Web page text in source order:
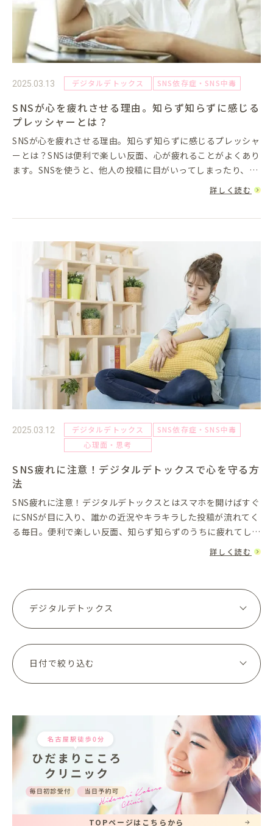
2025.03.13 デジタルデトックス SNS依存症・SNS中毒
SNSが心を疲れさせる理由。知らず知らずに感じる
プレッシャーとは？
SNSが心を疲れさせる理由。知らず知らずに感じるプレッシャ
ーとは？SNSは便利で楽しい反面、心が疲れることがよくあり
ます。SNSを使うと、他人の投稿に目がいってしまったり、無
意識に比較してしまったりすることが多く、気づけば心がすり
詳しく読む
2025.03.12 デジタルデトックス
SNS依存症・SNS中毒
心理面・思考
SNS疲れに注意！デジタルデトックスで心を守る方
法
SNS疲れに注意！デジタルデトックスとはスマホを開けばすぐ
にSNSが目に入り、誰かの近況やキラキラした投稿が流れてく
る毎日。便利で楽しい反面、知らず知らずのうちに疲れてしま
っていませんか？今回は、そんな「SNS疲れ」を感じたときに
詳しく読む
TOPページはこちらから